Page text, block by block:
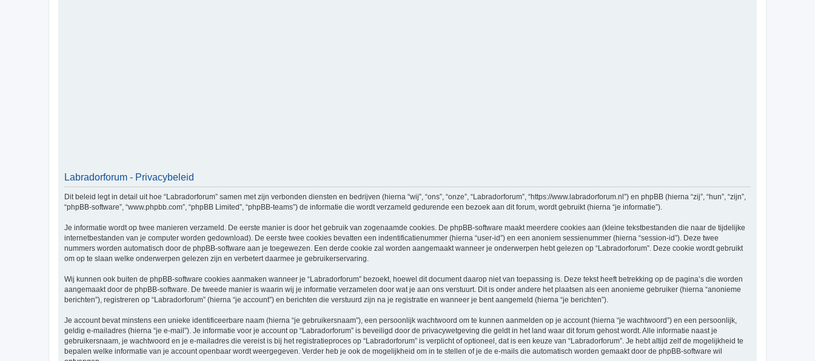
Labradorforum - Privacybeleid
Dit beleid legt in detail uit hoe “Labradorforum” samen met zijn verbonden diensten en bedrijven (hierna “wij”, “ons”, “onze”, “Labradorforum”, “https://www.labradorforum.nl”) en phpBB (hierna “zij”, “hun”, “zijn”,
“phpBB-software”, “www.phpbb.com”, “phpBB Limited”, “phpBB-teams”) de informatie die wordt verzameld gedurende een bezoek aan dit forum, wordt gebruikt (hierna “je informatie”).
Je informatie wordt op twee manieren verzameld. De eerste manier is door het gebruik van zogenaamde cookies. De phpBB-software maakt meerdere cookies aan (kleine tekstbestanden die naar de tijdelijke
internetbestanden van je computer worden gedownload). De eerste twee cookies bevatten een indentificatienummer (hierna “user-id”) en een anoniem sessienummer (hierna “session-id”). Deze twee
nummers worden automatisch door de phpBB-software aan je toegewezen. Een derde cookie zal worden aangemaakt wanneer je onderwerpen hebt gelezen op “Labradorforum”. Deze cookie wordt gebruikt
om op te slaan welke onderwerpen gelezen zijn en verbetert daarmee je gebruikerservaring.
Wij kunnen ook buiten de phpBB-software cookies aanmaken wanneer je “Labradorforum” bezoekt, hoewel dit document daarop niet van toepassing is. Deze tekst heeft betrekking op de pagina’s die worden
aangemaakt door de phpBB-software. De tweede manier is waarin wij je informatie verzamelen door wat je aan ons verstuurt. Dit is onder andere het plaatsen als een anonieme gebruiker (hierna “anonieme
berichten”), registreren op “Labradorforum” (hierna “je account”) en berichten die verstuurd zijn na je registratie en wanneer je bent aangemeld (hierna “je berichten”).
Je account bevat minstens een unieke identificeerbare naam (hierna “je gebruikersnaam”), een persoonlijk wachtwoord om te kunnen aanmelden op je account (hierna “je wachtwoord”) en een persoonlijk,
geldig e-mailadres (hierna “je e-mail”). Je informatie voor je account op “Labradorforum” is beveiligd door de privacywetgeving die geldt in het land waar dit forum gehost wordt. Alle informatie naast je
gebruikersnaam, je wachtwoord en je e-mailadres die vereist is bij het registratieproces op “Labradorforum” is verplicht of optioneel, dat is een keuze van “Labradorforum”. Je hebt altijd zelf de mogelijkheid te
bepalen welke informatie van je account openbaar wordt weergegeven. Verder heb je ook de mogelijkheid om in te stellen of je de e-mails die automatisch worden gemaakt door de phpBB-software wil